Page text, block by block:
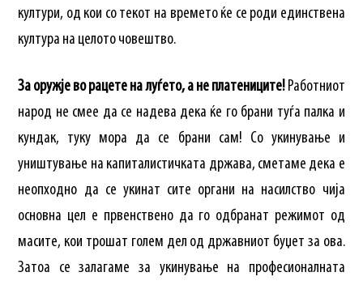
култури, од кои со текот на времето ќе се роди единствена
култура на целото човештво.
За оружје во рацете на луѓето, а не платениците!Работниот
народ не смее да се надева дека ќе го брани туѓа палка и
кундак, туку мора да се брани сам! Со укинување и
уништување на капиталистичката држава, сметаме дека е
неопходно да се укинат сите органи на насилство чија
основна цел е првенствено да го одбранат режимот од
масите, кои трошат голем дел од државниот буџет за ова.
Затоа се залагаме за укинување на професионалната